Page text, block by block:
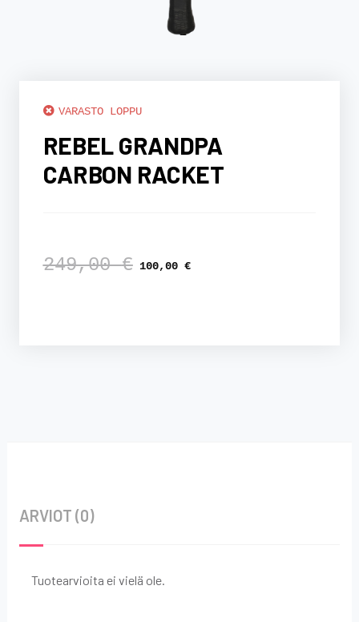
VARASTO LOPPU
REBEL GRANDPA
CARBON RACKET
249,00€
hinta
100,00 €
hinta
ARVIOT (0)
Tuotearvioita ei vielä ole.